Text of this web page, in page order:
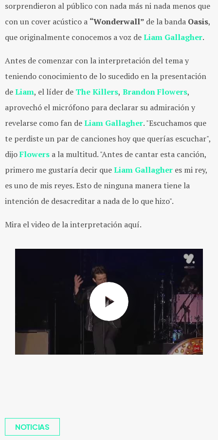
sorprendieron al público con nada más ni nada menos que
con un cover acústico a “Wonderwall” de la banda Oasis,
que originalmente conocemos a voz deLiam Gallagher.
Antes de comenzar con la interpretación del tema y
teniendo conocimiento de lo sucedido en la presentación
deLiam, el líder de The Killers, Brandon Flowers,
aprovechó el micrófono para declarar su admiración y
revelarse como fan deLiam Gallagher. "Escuchamos que
te perdiste un par de canciones hoy que querías escuchar",
dijoFlowers a la multitud. "Antes de cantar esta canción,
primero me gustaría decir queLiam Gallagher es mi rey,
es uno de mis reyes. Esto de ninguna manera tiene la
intención de desacreditar a nada de lo que hizo".
Mira el video de la interpretación aquí.
NOTICIAS